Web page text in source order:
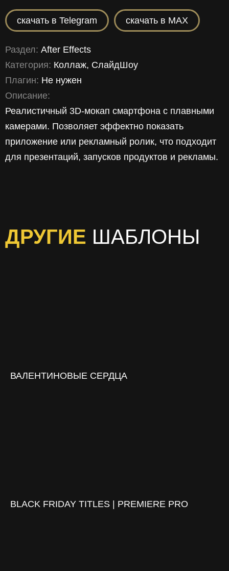
скачать в Telegram скачать в MAX
Раздел: After Effects
Категория: Коллаж, СлайдШоу
Плагин: Не нужен
Описание:
Реалистичный 3D-мокап смартфона с плавными
камерами. Позволяет эффектно показать
приложение или рекламный ролик, что подходит
для презентаций, запусков продуктов и рекламы.
ДРУГИЕ ШАБЛОНЫ
ВАЛЕНТИНОВЫЕ СЕРДЦА
BLACK FRIDAY TITLES | PREMIERE PRO